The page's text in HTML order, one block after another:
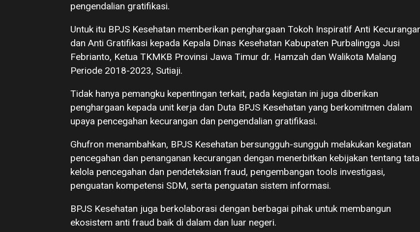
pengendalian gratifikasi.
Untuk itu BPJS Kesehatan memberikan penghargaan Tokoh Inspiratif Anti
dan Anti Gratifikasi kepada Kepala Dinas Kesehatan Kabupaten Purbalingga Jusi
Febrianto, Ketua TKMKB Provinsi Jawa Timur dr. Hamzah dan Walikota Malang
Periode 2018-2023, Sutiaji.
Tidak hanya pemangku kepentingan terkait, pada kegiatan ini juga diberikan
penghargaan kepada unit kerja dan Duta BPJS Kesehatan yang berkomitmen dalam
upaya pencegahan kecurangan dan pengendalian gratifikasi.
Ghufron menambahkan, BPJS Kesehatan bersungguh-sungguh melakukan kegiatan
pencegahan dan penanganan kecurangan dengan menerbitkan kebijakan tentang tata
kelola pencegahan dan pendeteksian fraud, pengembangan tools investigasi,
penguatan kompetensi SDM, serta penguatan sistem informasi.
BPJS Kesehatan juga berkolaborasi dengan berbagai pihak untuk membangun
ekosistem anti fraud baik di dalam dan luar negeri.